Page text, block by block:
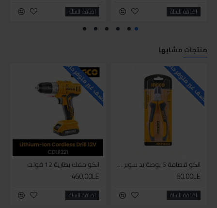
اضافة للسلة اضافة للسلة
منتجات مشابها
للاسف غير متوفر حاليا
انكو قصافة 6 بوصة يد سوبر وان
60.00LE
اضافة للسلة
للاسف غير متوفر حاليا
انكو مفك بطارية 12 فولت
460.00LE
اضافة للسلة